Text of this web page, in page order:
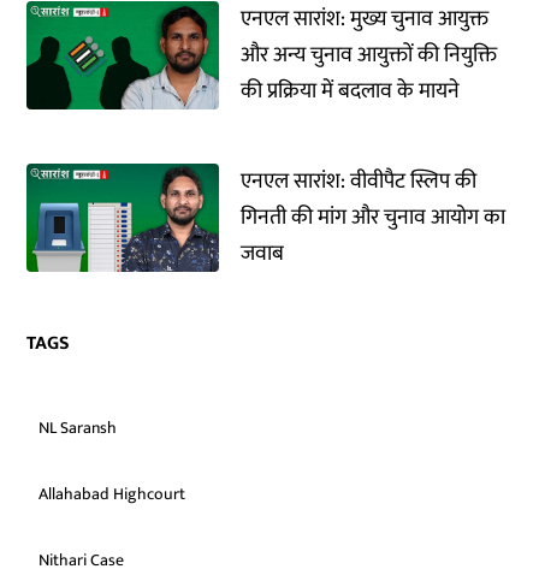
एनएल सारांश: मुख्य चुनाव आयुक्त
और अन्य चुनाव आयुक्तों की नियुक्ति
की प्रक्रिया में बदलाव के मायने
एनएल सारांश: वीवीपैट स्लिप की
गिनती की मांग और चुनाव आयोग का
जवाब
TAGS
NL Saransh
Allahabad Highcourt
Nithari Case